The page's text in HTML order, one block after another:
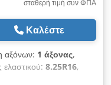
σταθερή τιμή συν ΦΠΑ
Καλέστε
αξόνων: 1 άξονας,
ελαστικού: 8.25R16,